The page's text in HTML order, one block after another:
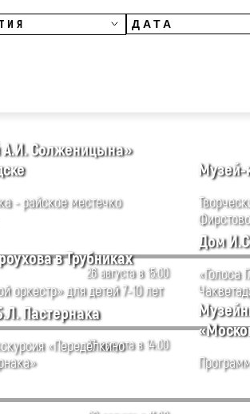
26 августа в 15:00
Солженицына»
- райское местечко
Музей-
27 августа в 14:00
в Трубниках
оркестр» для детей 7-10 лет
Дом
«Голоса
Пастернака
«Переделкино